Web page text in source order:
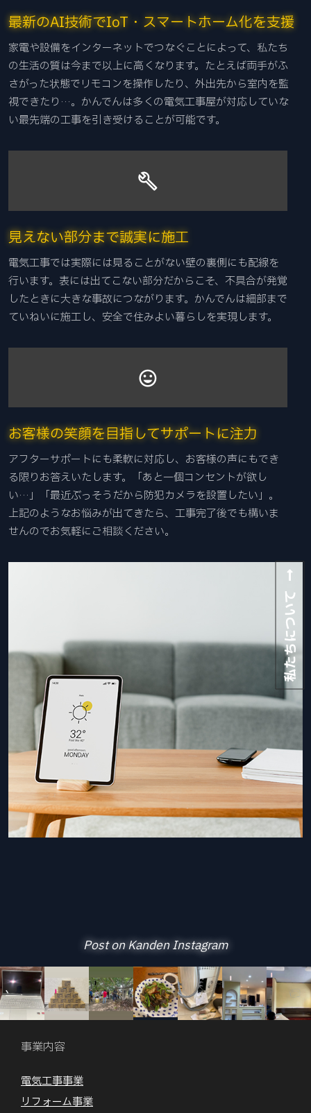
最新のAI技術でIoT・スマートホーム化を支援
家電や設備をインターネットでつなぐことによって、私たち
の生活の質は今まで以上に高くなります。たとえば両手がふ
さがった状態でリモコンを操作したり、外出先から室内を監
視できたり…。かんでんは多くの電気工事屋が対応していな
い最先端の工事を引き受けることが可能です。
build
見えない部分まで誠実に施工
電気工事では実際には見ることがない壁の裏側にも配線を
行います。表には出てこない部分だからこそ、不具合が発覚
したときに大きな事故につながります。かんでんは細部まで
ていねいに施工し、安全で住みよい暮らしを実現します。
mood
お客様の笑顔を目指してサポートに注力
アフターサポートにも柔軟に対応し、お客様の声にもでき
る限りお答えいたします。「あと一個コンセントが欲し
い…」「最近ぶっそうだから防犯カメラを設置したい」。
上記のようなお悩みが出てきたら、工事完了後でも構いま
せんのでお気軽にご相談ください。
私たちについて
Post on Kanden Instagram
事業内容
電気工事事業
リフォーム事業